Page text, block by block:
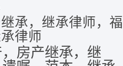
承，继承律师，福
律师
房产继承，继